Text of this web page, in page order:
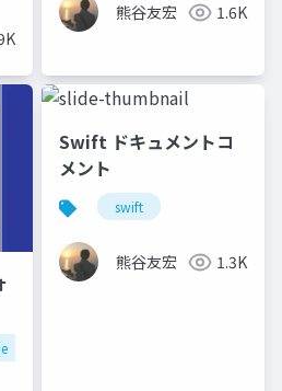
熊谷友宏 1.6K
Swift ドキュメントコ
メント
swift
熊谷友宏 1.3K